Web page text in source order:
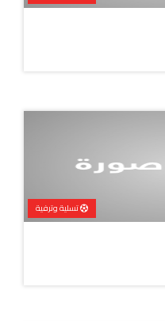
تسلية وترفية